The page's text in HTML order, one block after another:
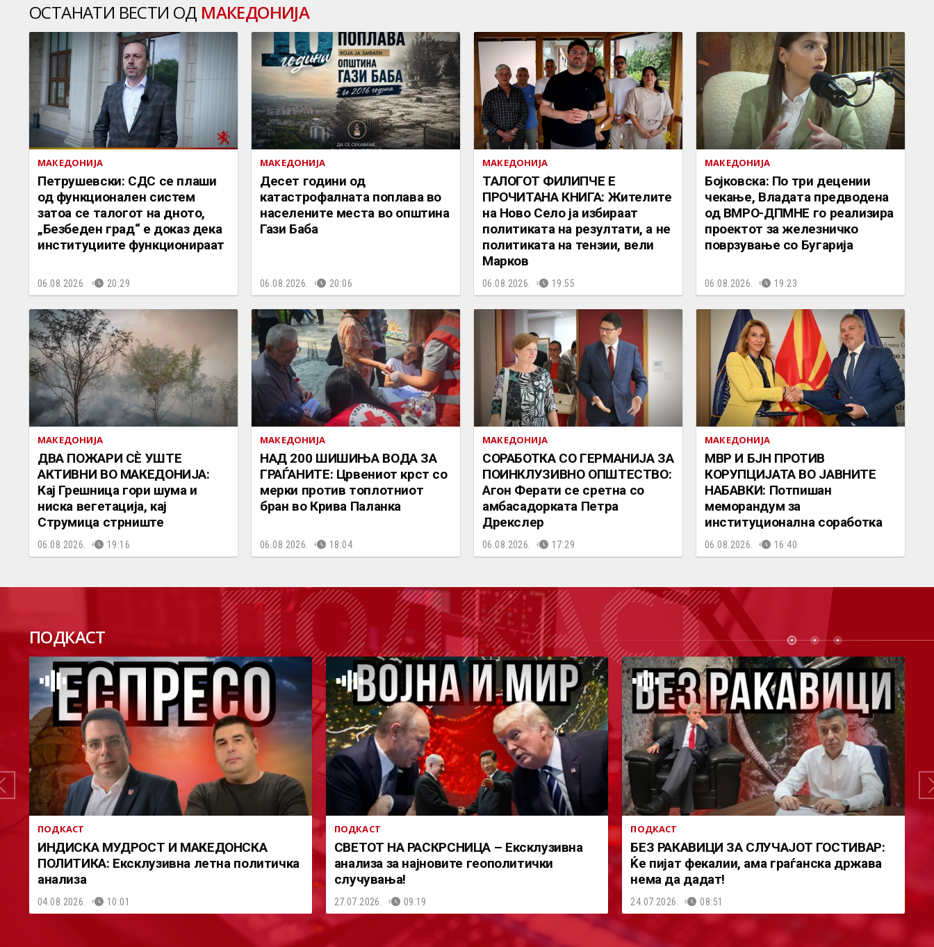
ОСТАНАТИ ВЕСТИ ОД МАКЕДОНИЈА
МАКЕДОНИЈА
Петрушевски: СДС се плаши
од функционален систем
затоа се талогот на дното,
„Безбеден град“ е доказ дека
институциите функционираат
06.08.2026. 20:29
МАКЕДОНИЈА
Десет години од
катастрофалната поплава во
населените места во општина
Гази Баба
06.08.2026. 20:06
МАКЕДОНИЈА
ТАЛОГОТ ФИЛИПЧЕ Е
ПРОЧИТАНА КНИГА: Жителите
на Ново Село ја избираат
политиката на резултати, а не
политиката на тензии, вели
Марков
06.08.2026. 19:55
МАКЕДОНИЈА
Бојковска: По три децении
чекање, Владата предводена
од ВМРО-ДПМНЕ го реализира
проектот за железничко
поврзување со Бугарија
06.08.2026. 19:23
МАКЕДОНИЈА
ДВА ПОЖАРИ СÈ УШТЕ
АКТИВНИ ВО МАКЕДОНИЈА:
Кај Грешница гори шума и
ниска вегетација, кај
Струмица стрниште
06.08.2026. 19:16
МАКЕДОНИЈА
НАД 200 ШИШИЊА ВОДА ЗА
ГРАЃАНИТЕ: Црвениот крст со
мерки против топлотниот
бран во Крива Паланка
06.08.2026. 18:04
МАКЕДОНИЈА
СОРАБОТКА СО ГЕРМАНИЈА ЗА
ПОИНКЛУЗИВНО ОПШТЕСТВО:
Агон Ферати се сретна со
амбасадорката Петра
Дрекслер
06.08.2026. 17:29
МАКЕДОНИЈА
МВР И БЈН ПРОТИВ
КОРУПЦИЈАТА ВО ЈАВНИТЕ
НАБАВКИ: Потпишан
меморандум за
институционална соработка
06.08.2026. 16:40
ПОДКАСТ ПОДКАСТ
ПОДКАСТ
ИНДИСКА МУДРОСТ И МАКЕДОНСКА
ПОЛИТИКА: Ексклузивна летна политичка
анализа
04.08.2026. 10:01
ПОДКАСТ
СВЕТОТ НА РАСКРСНИЦА – Ексклузивна
анализа за најновите геополитички
случувања!
27.07.2026. 09:19
ПОДКАСТ
БЕЗ РАКАВИЦИ ЗА СЛУЧАЈОТ ГОСТИВАР:
Ќе пијат фекалии, ама граѓанска држава
нема да дадат!
24.07.2026. 08:51